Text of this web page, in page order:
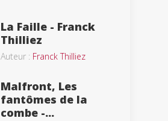
La Faille - Franck
Thilliez
Auteur : Franck Thilliez
Malfront, Les
fantômes de la
combe -...